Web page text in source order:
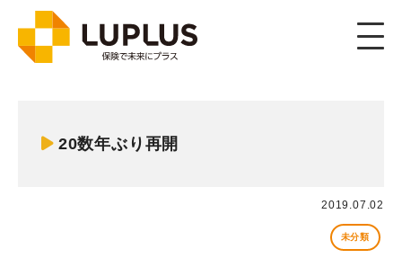
Member メンバー
20数年ぶり再開
2019.07.02
未分類